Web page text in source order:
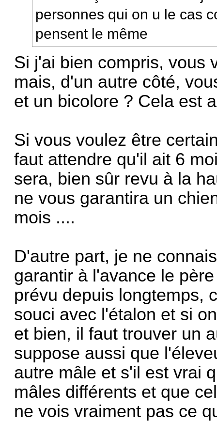
personnes qui on u le cas
pensent le même
Si j'ai bien compris, vous
mais, d'un autre côté,
et un bicolore ? Cela est
Si vous voulez être
faut attendre qu'il ait 6
sera, bien sûr revu à la
ne vous garantira un
mois ....
D'autre part, je ne
garantir à l'avance le
prévu depuis longtemps,
souci avec l'étalon et si
et bien, il faut trouver un
suppose aussi que
autre mâle et s'il est vrai
mâles différents et que
ne vois vraiment pas ce